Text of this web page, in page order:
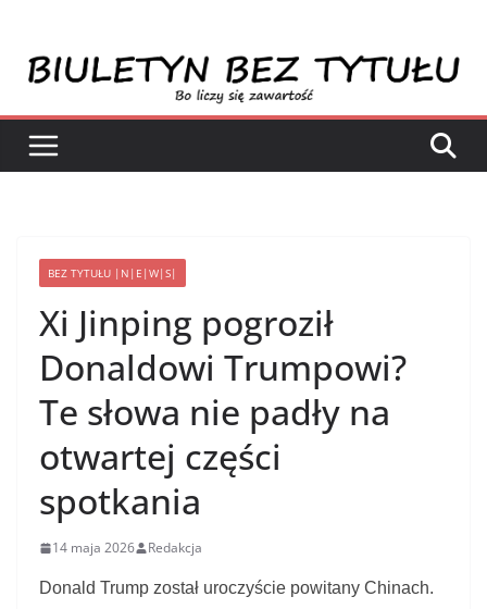
treści
BEZ TYTUŁU |N|E|W|S|
Xi Jinping pogroził
Donaldowi Trumpowi?
Te słowa nie padły na
otwartej części
spotkania
14 maja 2026 Redakcja
Donald Trump został uroczyście powitany Chinach.